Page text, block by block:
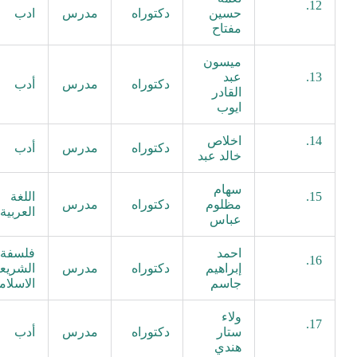
12.
حسين
مفتاح
دكتوراه مدرس ادب
13.
ميسون
عبد
القادر
ايوب
دكتوراه مدرس أدب
14.
اخلاص
خالد عبد
دكتوراه مدرس أدب
15.
سهام
مظلوم
عباس
دكتوراه مدرس
اللغة
العربية
16.
احمد
إبراهيم
جاسم
دكتوراه مدرس
فلسفة
17.
ولاء
ستار
هندي
دكتوراه مدرس أدب